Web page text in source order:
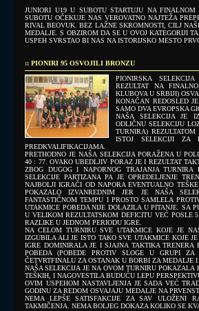
JUNIORI U19 U SUBOTU STARTUJU NA
SUBOTU OČEKUJE NAS VEROVATNO NAJTEŽA
RIVAL BEOVUK. BEZ LAŽNE SKROMNOSTI, CILJ
MEDALJE. S OBZIROM DA SE U OVOJ KATEGORIJI
USPEH SVRSTAO BI NAS NA ISTORIJSKO MESTO
:: PIONIRI 95 OSVOJILI BRONZU
PIONIRSKA
REZULTAT NA
KLUBOVA U SRBIJI)
KONAČAN REDOSLED
SAMO DVA EVROPSKA
NAŠA SELEKCIJA JE
ODLIČNU SELEKCIJU
TURNIRA)
ISTOJ SELEKCIJI ZA
PREDKVALIFIKACIJAMA.
PRETHODNO JE NAŠA SELEKCIJA PORAŽENA U
40 : 77. OVAKO UBEDLJIV PORAZ JE I REZULTAT
ZBOG DUGOG I NAPORNOG TRAJANJA
SELEKCIJE PARTIZANA PA JE OPREDELJENJE
NAJBOLJI IGRAČI OD NAPORA EVENTUALNO
POKAZALO IZVANREDNIM JER JE NAŠA
FANTASTIČNOM TEMPU I PROSTO SAMLELA
UTAKMICE POBEDA NIJE DOLAZILA U PITANJE. SA
U VELIKOM REZULTATSKOM DEFICITU VEĆ POSLE
RAZLIKE U JEDNOM PERIODU IGRE.
NA CELOM TURNIRU SVE UTAKMICE KOJE JE
IZGUBILA ALI JE ISTO TAKO SVE UTAKMICE KOJE
IGRE DOMINIRALA JE I SJAJNA TAKTIKA
POBEDA (POBEDE PROTIV SLOGE U GRUPI
ČETVRTFINALU ZA OSTANAK U BORBI ZA MEDALJE
NAŠA SELEKCIJA JE NA OVOM TURNIRU
TEŠKIH, I NAGOVESTILA BUDUĆU LEPU
OVIM USPEHOM NASTAVLJENJA JE SADA VEĆ
GODINU ZA REDOM OSVAJAJU MEDALJE NA
NEMA LEPŠE SATISFAKCIJE ZA SAV
TAKMIČENJA. NEMA BOLJEG DOKAZA KOLIKO SE